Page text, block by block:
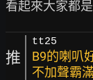
推
tt25
B9的喇叭
不加聲霸